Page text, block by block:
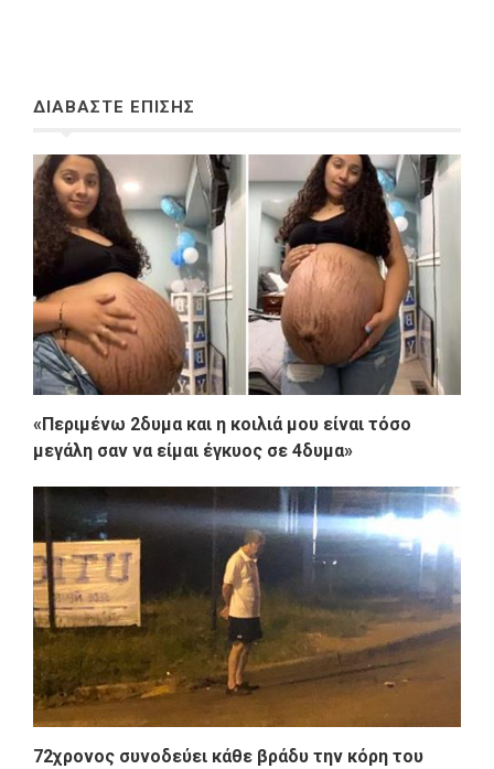
ΔΙΑΒΑΣΤΕ ΕΠΙΣΗΣ
«Περιμένω 2δυμα και η κοιλιά μου είναι τόσο
μεγάλη σαν να είμαι έγκυος σε 4δυμα»
72χρονος συνοδεύει κάθε βράδυ την κόρη του